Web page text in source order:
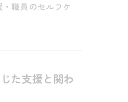
職員のセルフケ
支援と関わ